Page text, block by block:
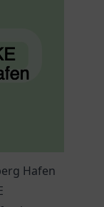
Hafen